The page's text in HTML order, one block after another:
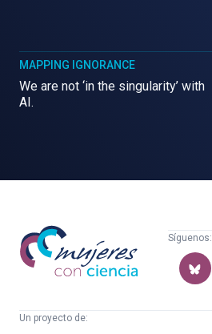
MAPPING IGNORANCE
We are not ‘in the singularity’ with
AI.
Mujeres
con
ciencia
Síguenos:
Un proyecto de: